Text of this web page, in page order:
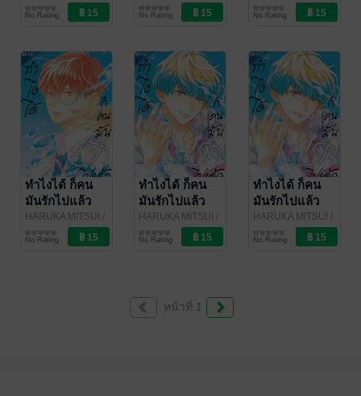
Bongkoch
Publishing
การ์ตูนรายตอน
No Rating
Bongkoch
Publishing
การ์ตูนรายตอน
No Rating
Bongkoch
Publishing
การ์ตูนรายตอน
No Rating
ทำไงได้ ก็คน
มันรักไปแล้ว
ตอน 13
HARUKA MITSUI /
Bongkoch
Publishing
การ์ตูนรายตอน
No Rating
ทำไงได้ ก็คน
มันรักไปแล้ว
ตอน 12
HARUKA MITSUI /
Bongkoch
Publishing
การ์ตูนรายตอน
No Rating
ทำไงได้ ก็คน
มันรักไปแล้ว
ตอน 11
HARUKA MITSUI /
Bongkoch
Publishing
การ์ตูนรายตอน
No Rating
หน้าที่ 1